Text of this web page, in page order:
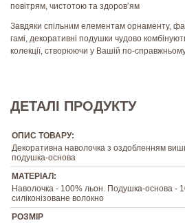
повітрям, чистотою та здоров’ям
Завдяки спільним елементам орнаменту,
гамі, декоративні подушки чудово
колекції, створюючи у Вашій по-
ДЕТАЛІ ПРОДУКТУ
ОПИС ТОВАРУ:
Декоративна наволочка з оздобленням
подушка-основа
МАТЕРІАЛ:
Наволочка - 100% льон. Подушка-основа -
силіконізоване волокно
РОЗМІР